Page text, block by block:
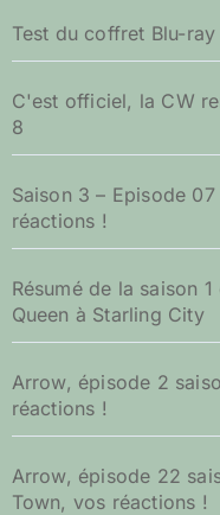
Test du coffret Blu-
C'est officiel, la CW
8
Saison 3 – Episode
réactions !
Résumé de la saison
Queen à Starling City
Arrow, épisode 2
réactions !
Arrow, épisode 22
Town, vos réactions !